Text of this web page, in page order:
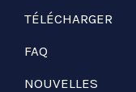
TÉLÉCHARGER
FAQ
NOUVELLES